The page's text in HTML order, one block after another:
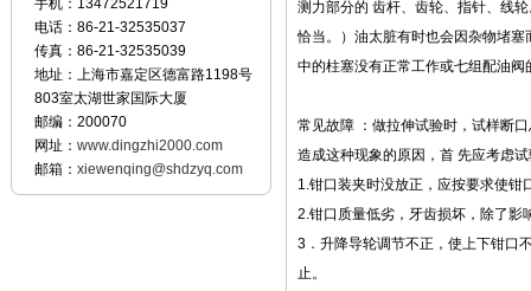
手机：13472521719
电话：86-21-32535037
传真：86-21-32535039
地址：上海市嘉定区德富路1198号
803室太湖世家国际大厦
邮编：200070
网址： www.dingzhi2000.com
邮箱： xiewenqing@shdzyq.com
测力部分的 齿杆、齿轮、指针、线
恰当。）油太脏有时也会因杂物堵
中的柱塞没有正常工作或七组配油
常见故障 ：做拉伸试验时，试样断
造成这种现象的原因，首 先应考虑
1.钳口装夹时没放正，应按要求使钳
2.钳口质量低劣，牙齿损坏，除了影
3．升降导轮调节不正，使上下钳口
止。